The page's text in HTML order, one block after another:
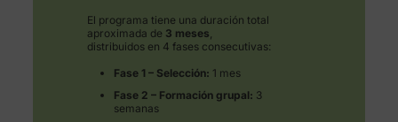
El programa tiene una duración total
aproximada de 3 meses
distribuidos en 4 fases consecutivas:
Fase 1 – Selección: 1 mes
Fase 2 – Formación grupal: 3
semanas